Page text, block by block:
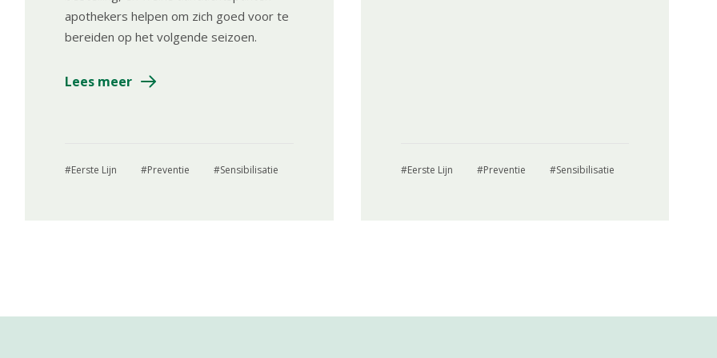
apothekers helpen om zich goed voor te
bereiden op het volgende seizoen.
Lees meer
Eerste Lijn Preventie Sensibilisatie Eerste Lijn Preventie Sensibilisatie